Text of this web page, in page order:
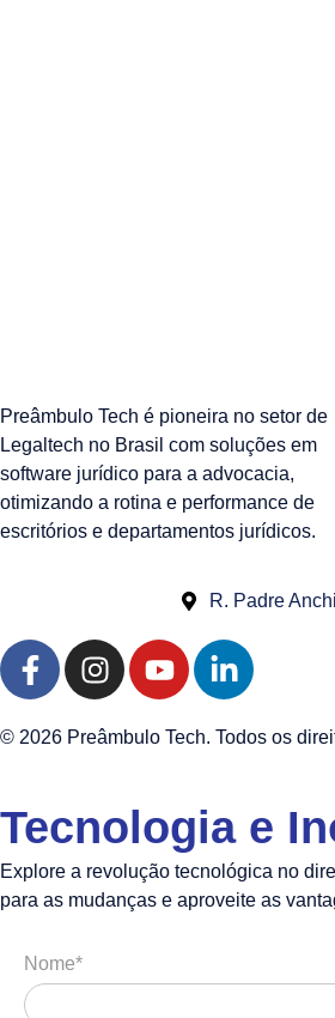
Preâmbulo Tech é pioneira no setor de
Legaltech no Brasil com soluções em
software jurídico para a advocacia,
otimizando a rotina e performance de
escritórios e departamentos jurídicos.
R. Padre
© 2026 Preâmbulo Tech. Todos os
Tecnologia e
Explore a revolução tecnológica no
para as mudanças e aproveite as
Nome*